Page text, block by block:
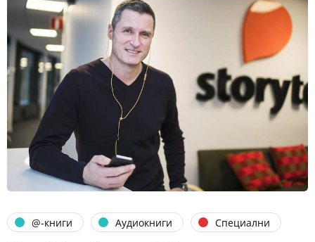
@-книги Аудиокниги Специални